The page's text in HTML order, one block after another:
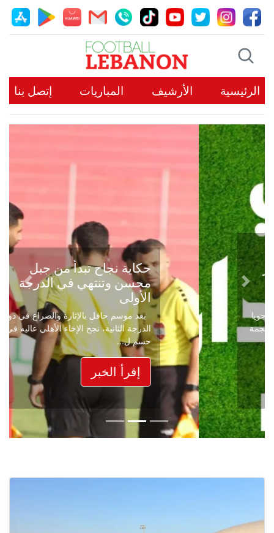
الرئيسية الأرشيف المباريات إتصل بنا
حكاية نجاح تبدأ من جبل
محسن وتنتهي في الدرجة
الأولى
بعد موسم حافل بالإثارة والصراع في دوري
الدرجة الثانية، نجح الإخاء الأهلي عاليه في
حسم ل...
إقرأ الخبر
Previous
Next